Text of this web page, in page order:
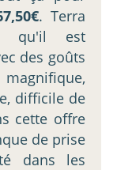
. Terra
qu'il est
des goûts
difficile de
cette offre
de prise
dans les